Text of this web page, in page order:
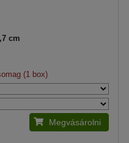
cm
(1 box)
Megvásárolni